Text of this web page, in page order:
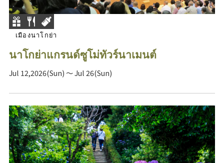
เมืองนาโกย่า
นาโกย่าแกรนด์ซูโม่ทัวร์นาเมนต์
Jul 12,2026(Sun) ～ Jul 26(Sun)